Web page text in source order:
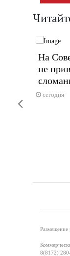
На
не
сегодня
Размещение
8(8172)